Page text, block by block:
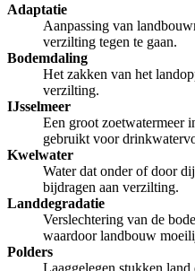
Adaptatie
Aanpassing van
verzilting tegen te gaan.
Bodemdaling
Het zakken van het
verzilting.
IJsselmeer
Een groot zoetwatermeer
gebruikt voor
Kwelwater
Water dat onder of door
bijdragen aan verzilting.
Landdegradatie
Verslechtering van de
waardoor landbouw
Polders
Laaggelegen stukken